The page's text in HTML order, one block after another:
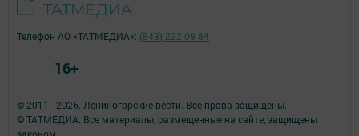
© 2011 - 2026. Лениногорские вести. Все права защищены.
© ТАТМЕДИА. Все материалы, размещенные на сайте, защищены
Телефон АО «ТАТМЕДИА»: (843) 222 09 84
16+